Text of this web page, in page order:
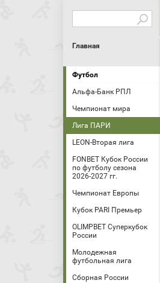
Главная
Футбол
Альфа-Банк РПЛ
Чемпионат мира
Лига ПАРИ
LEON-Вторая лига
FONBET Кубок России
по футболу сезона
2026-2027 гг.
Чемпионат Европы
Кубок PARI Премьер
OLIMPBET Суперкубок
России
Молодежная
футбольная лига
Сборная России